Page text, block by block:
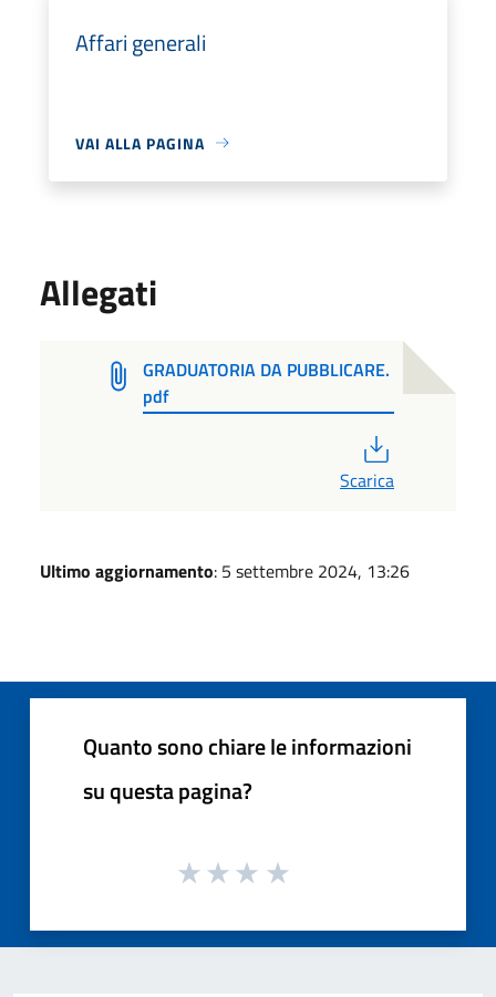
Affari generali
VAI ALLA PAGINA
Allegati
GRADUATORIA DA PUBBLICARE.
pdf
Scarica
Ultimo aggiornamento: 5 settembre 2024, 13:26
Quanto sono chiare le informazioni
su questa pagina?